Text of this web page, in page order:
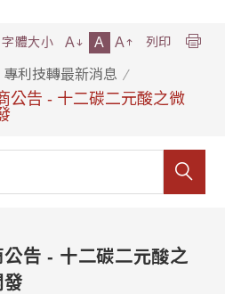
專利技轉最新消息
公告 - 十二碳二元酸之微
字體大小 A A A 列印
告 - 十二碳二元酸之
發